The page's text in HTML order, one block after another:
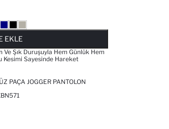
EKLE
VER
EKLENDI
Şık Duruşuyla Hem Günlük Hem
Kesimi Sayesinde Hareket
PAÇA JOGGER PANTOLON